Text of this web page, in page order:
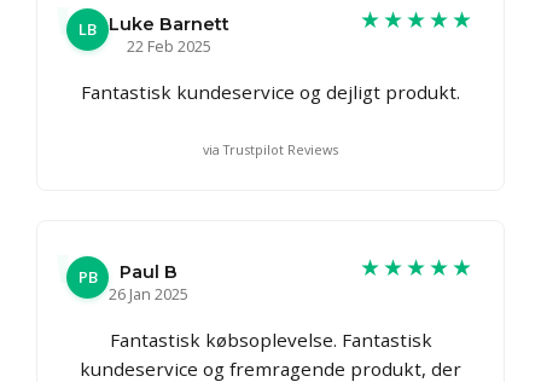
LB
Luke Barnett
22 Feb 2025
★★★★★
Fantastisk kundeservice og dejligt produkt.
via Trustpilot Reviews
PB
Paul B
26 Jan 2025
★★★★★
Fantastisk købsoplevelse. Fantastisk
kundeservice og fremragende produkt, der